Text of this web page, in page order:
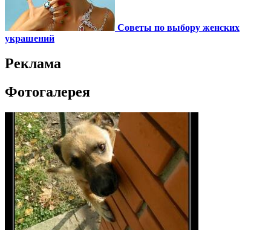
Советы по выбору женских
украшений
Реклама
Фотогалерея